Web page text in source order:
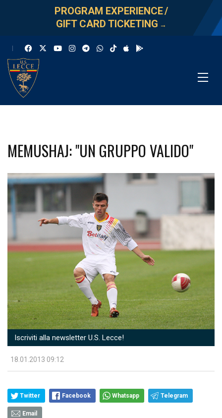
PROGRAM EXPERIENCE/
GIFT CARD TICKETING →
MEMUSHAJ: "UN GRUPPO VALIDO"
Iscriviti alla newsletter U.S. Lecce!
18.01.2013 09:12
Twitter Facebook Whatsapp Telegram
Email